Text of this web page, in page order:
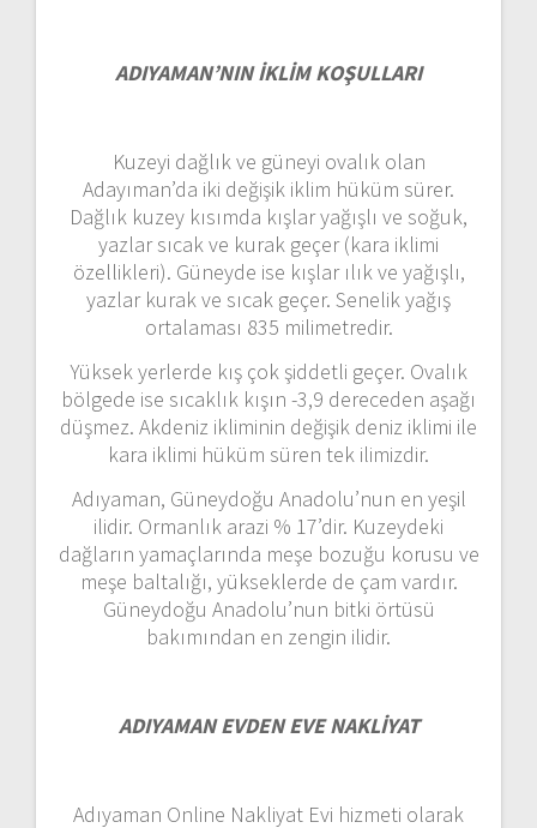
ADIYAMAN’NIN İKLİM KOŞULLARI
Kuzeyi dağlık ve güneyi ovalık olan
Adayıman’da iki değişik iklim hüküm sürer.
Dağlık kuzey kısımda kışlar yağışlı ve soğuk,
yazlar sıcak ve kurak geçer (kara iklimi
özellikleri). Güneyde ise kışlar ılık ve yağışlı,
yazlar kurak ve sıcak geçer. Senelik yağış
ortalaması 835 milimetredir.
Yüksek yerlerde kış çok şiddetli geçer. Ovalık
bölgede ise sıcaklık kışın -3,9 dereceden aşağı
düşmez. Akdeniz ikliminin değişik deniz iklimi ile
kara iklimi hüküm süren tek ilimizdir.
Adıyaman, Güneydoğu Anadolu’nun en yeşil
ilidir. Ormanlık arazi % 17’dir. Kuzeydeki
dağların yamaçlarında meşe bozuğu korusu ve
meşe baltalığı, yükseklerde de çam vardır.
Güneydoğu Anadolu’nun bitki örtüsü
bakımından en zengin ilidir.
ADIYAMAN EVDEN EVE NAKLİYAT
Adıyaman Online Nakliyat Evi hizmeti olarak